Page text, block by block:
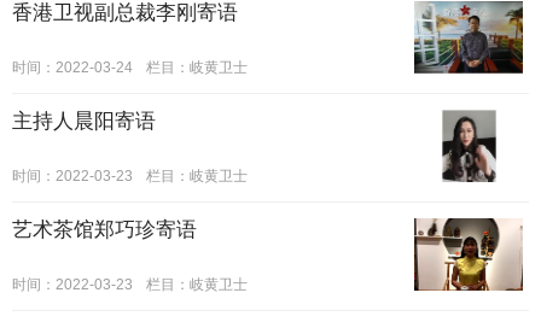
香港卫视副总裁李刚寄语
时间：2022-03-24 栏目： 岐黄卫士
主持人晨阳寄语
时间：2022-03-23 栏目： 岐黄卫士
艺术茶馆郑巧珍寄语
时间：2022-03-23 栏目： 岐黄卫士